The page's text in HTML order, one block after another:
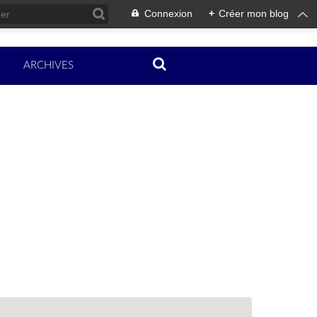
Connexion + Créer mon blog
ARCHIVES